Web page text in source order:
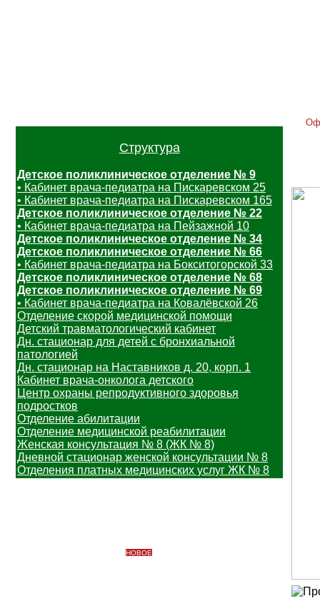
Структура
Детское поликлиническое отделение № 9
• Кабинет врача-педиатра на Пискаревском 25
• Кабинет врача-педиатра на Пискаревском 165
Детское поликлиническое отделение № 22
• Кабинет врача-педиатра на Пейзажной 10
Детское поликлиническое отделение № 34
Детское поликлиническое отделение № 66
• Кабинет врача-педиатра на Бокситогорской 33
Детское поликлиническое отделение № 68
Детское поликлиническое отделение № 69
• Кабинет врача-педиатра на Ковалёвской 26
Отделение скорой медицинской помощи
Детский травматологический кабинет
Дн. стационар для детей с бронхиальной
патологией
Дн. стационар на Наставников д. 20, корп. 1
Кабинет врача-онколога детского
Центр охраны репродуктивного здоровья
подростков
Отделение абилитации
Отделение медицинской реабилитации
Женская консультация № 8 (ЖК № 8)
Дневной стационар женской консультации № 8
Отделения платных медицинских услуг ЖК № 8
НОВОЕ